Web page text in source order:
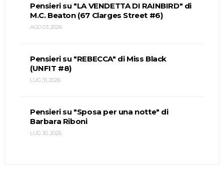
Pensieri su "LA VENDETTA DI RAINBIRD" di
M.C. Beaton (67 Clarges Street #6)
AGO 03, 2026
Pensieri su "REBECCA" di Miss Black
(UNFIT #8)
LUG 31, 2026
Pensieri su "Sposa per una notte" di
Barbara Riboni
LUG 30, 2026